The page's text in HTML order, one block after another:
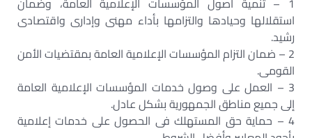
استقلالها وحيادها والتزامها بأداء مهنى وإدارى واقتصادى
رشيد.
2 – ضمان التزام المؤسسات الإعلامية العامة بمقتضيات الأمن
القومى.
3 – العمل على وصول خدمات المؤسسات الإعلامية العامة
إلى جميع مناطق الجمهورية بشكل عادل.
4 – حماية حق المستهلك فى الحصول على خدمات إعلامية